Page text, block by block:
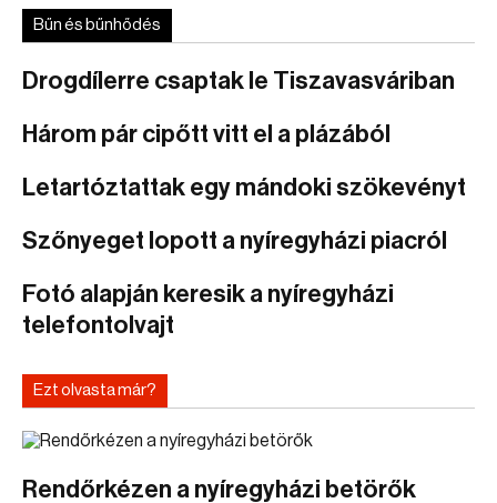
Bűn és bűnhődés
Drogdílerre csaptak le Tiszavasváriban
Három pár cipőtt vitt el a plázából
Letartóztattak egy mándoki szökevényt
Szőnyeget lopott a nyíregyházi piacról
Fotó alapján keresik a nyíregyházi
telefontolvajt
Ezt olvasta már?
Rendőrkézen a nyíregyházi betörők